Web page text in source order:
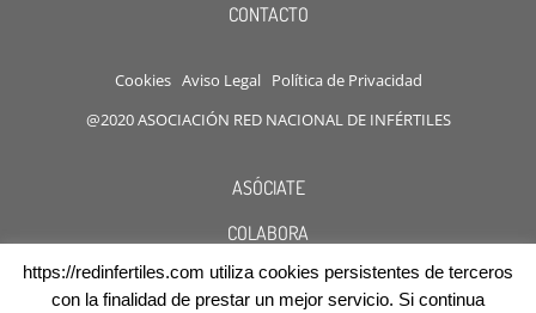
CONTACTO
Cookies Aviso Legal Política de Privacidad
@2020 ASOCIACIÓN RED NACIONAL DE INFÉRTILES
ASÓCIATE
COLABORA
DESCUENTOS
https://redinfertiles.com utiliza cookies persistentes de terceros
con la finalidad de prestar un mejor servicio. Si continua